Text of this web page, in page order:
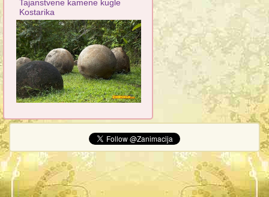
Tajanstvene kamene kugle
Kostarika